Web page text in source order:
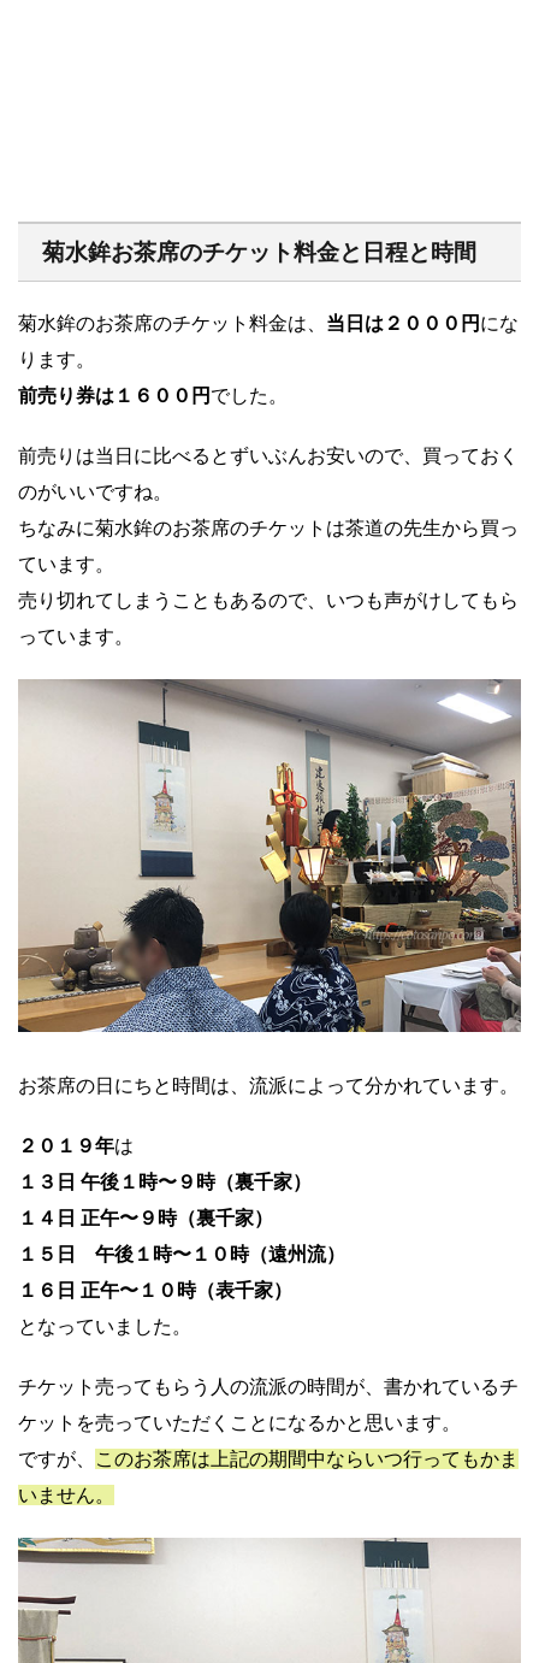
菊水鉾お茶席のチケット料金と日程と時間
菊水鉾のお茶席のチケット料金は、 当日は２０００円 にな
ります。
前売り券は１６００円 でした。
前売りは当日に比べるとずいぶんお安いので、買っておく
のがいいですね。
ちなみに菊水鉾のお茶席のチケットは茶道の先生から買っ
ています。
売り切れてしまうこともあるので、いつも声がけしてもら
っています。
お茶席の日にちと時間は、流派によって分かれています。
２０１９年は
１３日 午後１時〜９時（裏千家）
１４日 正午〜９時（裏千家）
１５日 午後１時〜１０時（遠州流）
１６日 正午〜１０時（表千家）
となっていました。
チケット売ってもらう人の流派の時間が、書かれているチ
ケットを売っていただくことになるかと思います。
ですが、
このお茶席は上記の期間中ならいつ行ってもかま
いません。